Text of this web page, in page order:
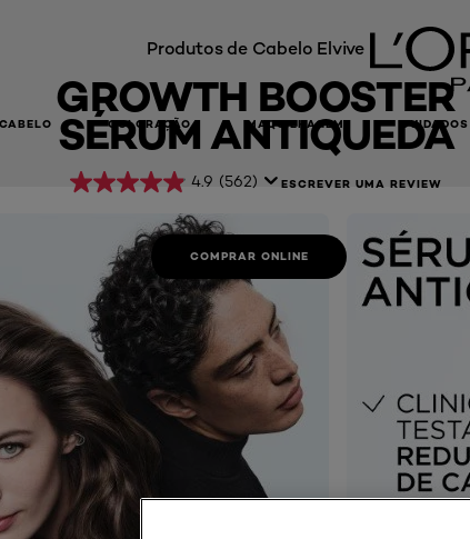
CABELO COLORAÇÃO MAQUILHAGEM
Produtos de Cabelo Elvive
GROWTH BOOSTER
SÉRUM ANTIQUEDA
4.9 (562) ESCREVER UMA REVIEW
COMPRAR ONLINE
Booster Sérum Antiqueda